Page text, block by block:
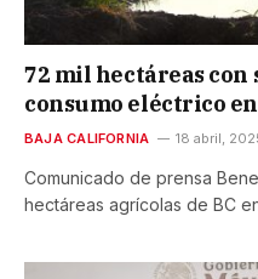
72 mil hectáreas con
consumo eléctrico en
BAJA CALIFORNIA 18 abril,
Comunicado de prensa
hectáreas agrícolas de BC